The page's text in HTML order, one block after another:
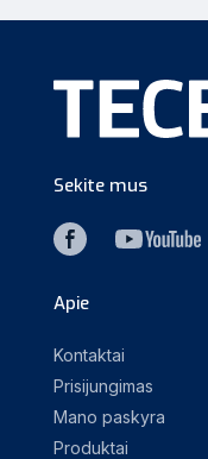
Sekite mus
Apie
Kontaktai
Prisijungimas
Mano paskyra
Produktai